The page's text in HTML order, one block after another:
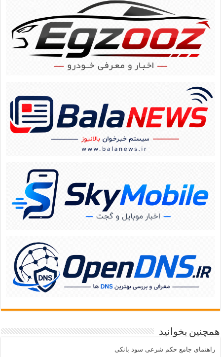
همچنین بخوانید
راهنمای جامع حکم شرعی سود بانکی